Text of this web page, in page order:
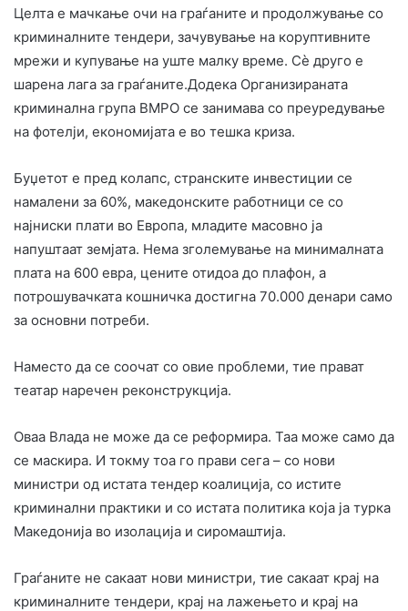
Целта е мачкање очи на граѓаните и продолжување со
криминалните тендери, зачувување на коруптивните
мрежи и купување на уште малку време. Сè друго е
шарена лага за граѓаните.Додека Организираната
криминална група ВМРО се занимава со преуредување
на фотелји, економијата е во тешка криза.
Буџетот е пред колапс, странските инвестиции се
намалени за 60%, македонските работници се со
најниски плати во Европа, младите масовно ја
напуштаат земјата. Нема зголемување на минималната
плата на 600 евра, цените отидоа до плафон, а
потрошувачката кошничка достигна 70.000 денари само
за основни потреби.
Наместо да се соочат со овие проблеми, тие прават
театар наречен реконструкција.
Оваа Влада не може да се реформира. Таа може само да
се маскира. И токму тоа го прави сега – со нови
министри од истата тендер коалиција, со истите
криминални практики и со истата политика која ја турка
Македонија во изолација и сиромаштија.
Граѓаните не сакаат нови министри, тие сакаат крај на
криминалните тендери, крај на лажењето и крај на